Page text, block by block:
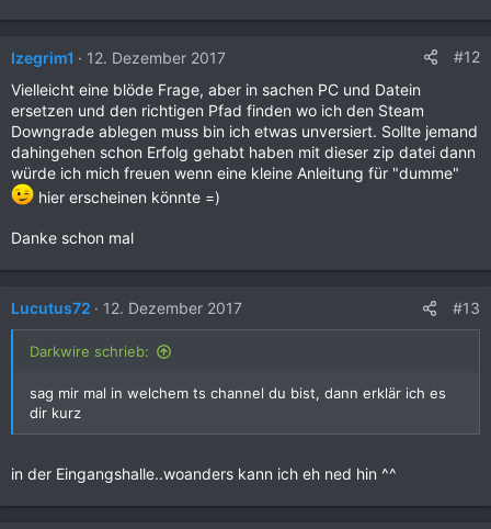
Izegrim1 12. Dezember 2017
#12
Vielleicht eine blöde Frage, aber in sachen PC und Datein
ersetzen und den richtigen Pfad finden wo ich den Steam
Downgrade ablegen muss bin ich etwas unversiert. Sollte jemand
dahingehen schon Erfolg gehabt haben mit dieser zip datei dann
würde ich mich freuen wenn eine kleine Anleitung für "dumme"
hier erscheinen könnte =)
Danke schon mal
Lucutus72 12. Dezember 2017 #13
Darkwire schrieb:
sag mir mal in welchem ts channel du bist, dann erklär ich es
dir kurz
in der Eingangshalle..woanders kann ich eh ned hin ^^